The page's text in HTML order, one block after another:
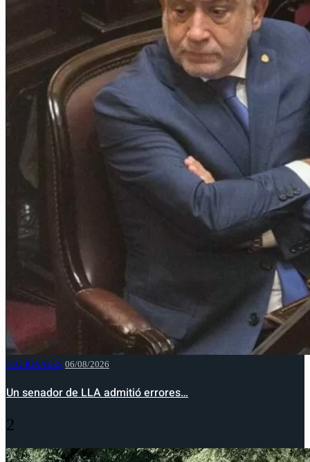
NACIONALES 06/08/2026
Un senador de LLA admitió errores…
2